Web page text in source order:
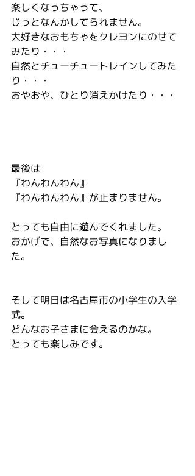
楽しくなっちゃって、
じっとなんかしてられません。
大好きなおもちゃをクレヨンにのせて
みたり・・・
自然とチューチュートレインしてみた
り・・・
おやおや、ひとり消えかけたり・・・
最後は
『わんわんわん』
『わんわんわん』が止まりません。
とっても自由に遊んでくれました。
おかげで、自然なお写真になりまし
た。
そして明日は名古屋市の小学生の入学
式。
どんなお子さまに会えるのかな。
とっても楽しみです。